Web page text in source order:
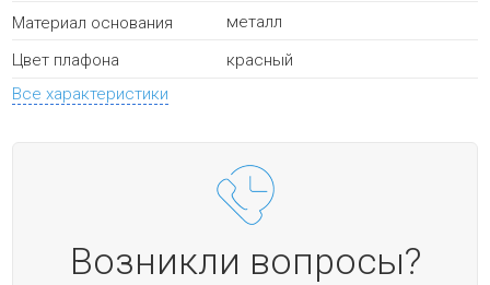
Материал основания
металл
Цвет плафона
красный
Все характеристики
Возникли вопросы?